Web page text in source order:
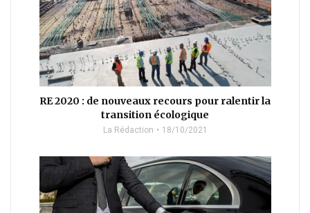
RE 2020 : de nouveaux recours pour ralentir la
transition écologique
La Rédaction 18/10/2021